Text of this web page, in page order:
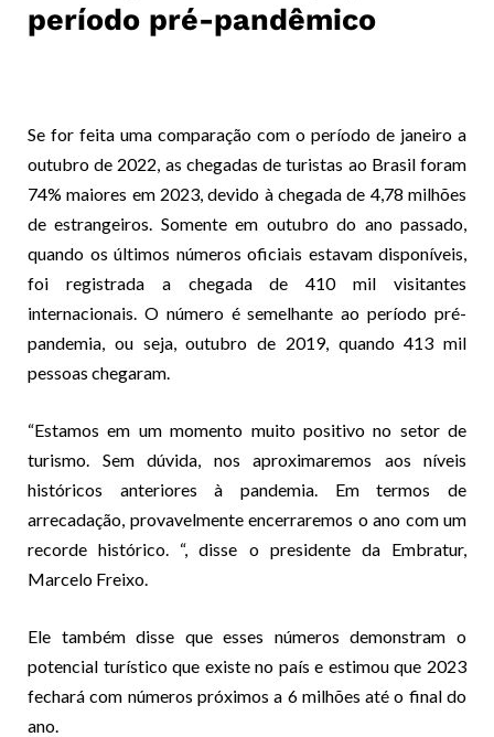
período pré-pandêmico
Se for feita uma comparação com o período de janeiro a
outubro de 2022, as chegadas de turistas ao Brasil foram
74% maiores em 2023, devido à chegada de 4,78 milhões
de estrangeiros. Somente em outubro do ano passado,
quando os últimos números oficiais estavam disponíveis,
foi registrada a chegada de 410 mil visitantes
internacionais. O número é semelhante ao período pré-
pandemia, ou seja, outubro de 2019, quando 413 mil
pessoas chegaram.
“Estamos em um momento muito positivo no setor de
turismo. Sem dúvida, nos aproximaremos aos níveis
históricos anteriores à pandemia. Em termos de
arrecadação, provavelmente encerraremos o ano com um
recorde histórico. “, disse o presidente da Embratur,
Marcelo Freixo.
Ele também disse que esses números demonstram o
potencial turístico que existe no país e estimou que 2023
fechará com números próximos a 6 milhões até o final do
ano.